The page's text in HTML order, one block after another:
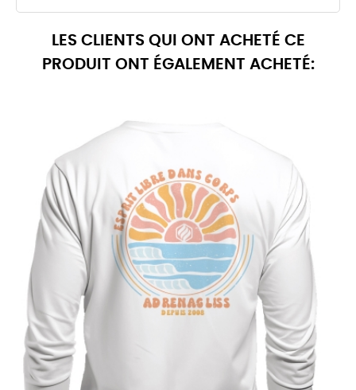
LES CLIENTS QUI ONT ACHETÉ CE
PRODUIT ONT ÉGALEMENT ACHETÉ: